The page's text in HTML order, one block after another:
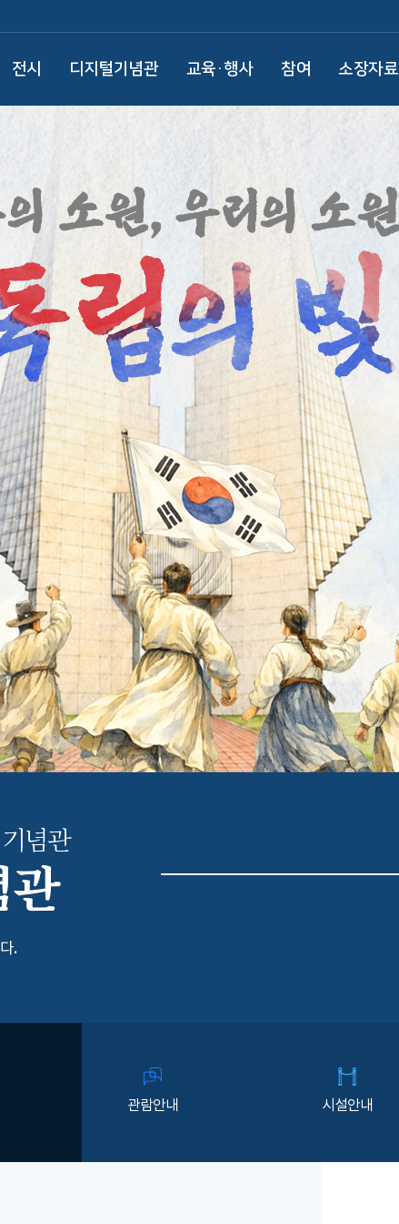
전시 디지털기념관 교육·행사 참여 소장자료
념관
관
.
관람안내 시설안내